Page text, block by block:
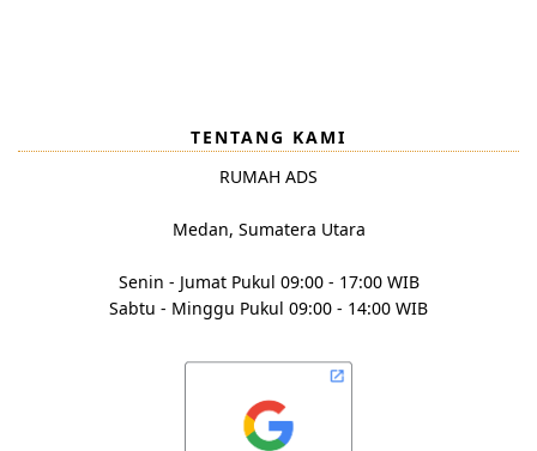
TENTANG KAMI
RUMAH ADS
Medan, Sumatera Utara
Senin - Jumat Pukul 09:00 - 17:00 WIB
Sabtu - Minggu Pukul 09:00 - 14:00 WIB